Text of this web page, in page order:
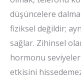
düşüncelere
fiziksel değildir;
sağlar. Zihinsel
hormonu
etkisini